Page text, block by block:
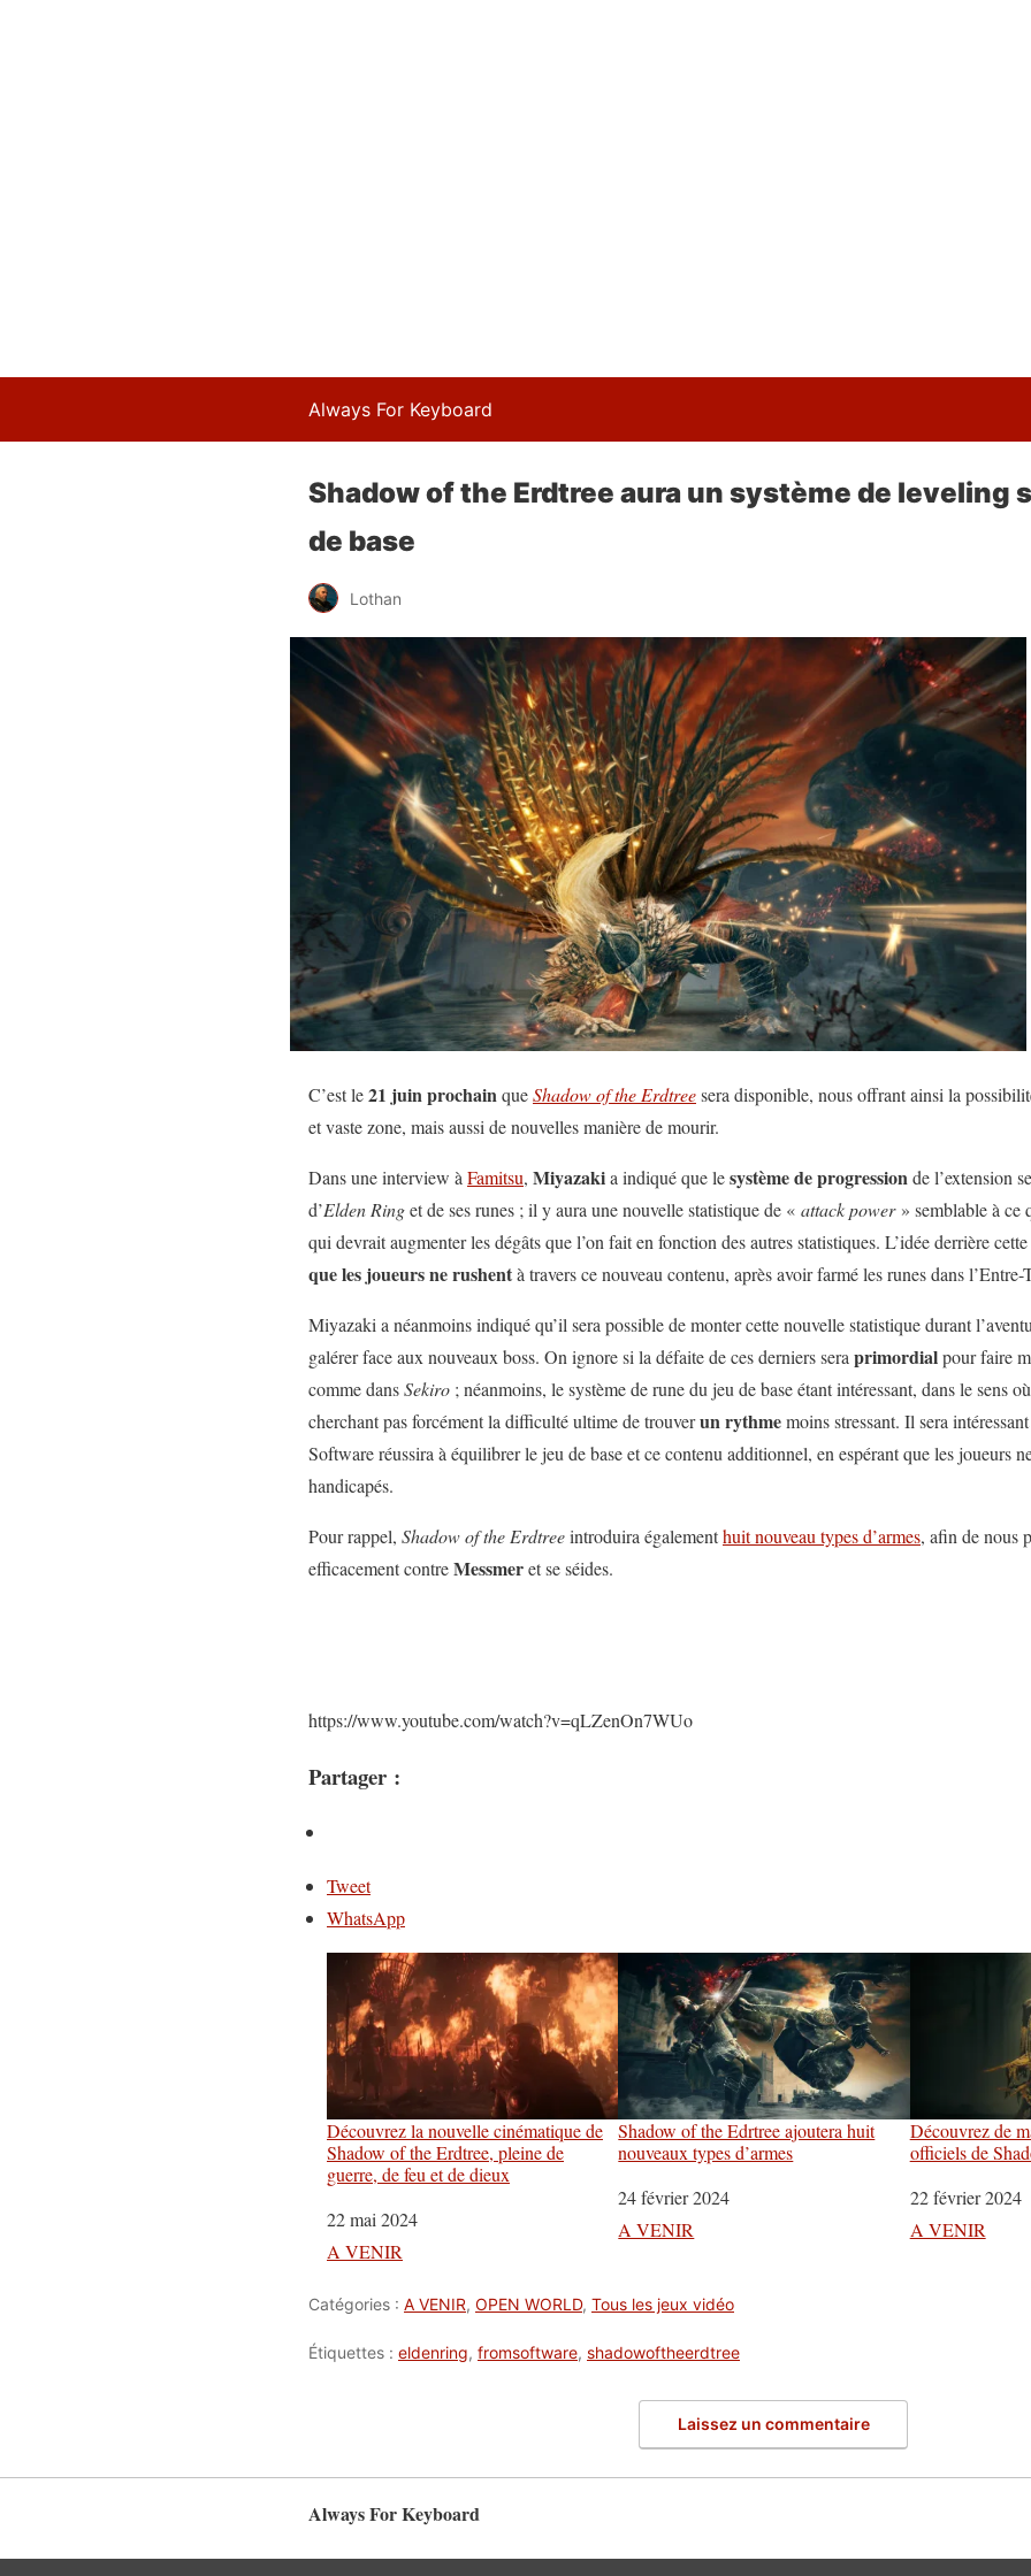
Always For Keyboard
Shadow of the Erdtree aura un système de leveling
de base
Lothan
C’est le21 juin prochainqueShadow of the Erdtreesera disponible, nous offrant ainsi la
et vaste zone, mais aussi de nouvelles manière de mourir.
Dans une interview à Famitsu, Miyazakia indiqué que lesystème de progressionde l’extension
d’Elden Ringet de ses runes ; il y aura une nouvelle statistique de « attack power» semblable à ce
qui devrait augmenter les dégâts que l’on fait en fonction des autres statistiques. L’idée derrière
que les joueurs ne rushentà travers ce nouveau contenu, après avoir farmé les runes dans l’Entre-
Miyazaki a néanmoins indiqué qu’il sera possible de monter cette nouvelle statistique durant
galérer face aux nouveaux boss. On ignore si la défaite de ces derniers sera primordialpour faire
comme dansSekiro ; néanmoins, le système de rune du jeu de base étant intéressant, dans le sens
cherchant pas forcément la difficulté ultime de trouverun rythmemoins stressant. Il sera
Software réussira à équilibrer le jeu de base et ce contenu additionnel, en espérant que les joueurs
handicapés.
Pour rappel, Shadow of the Erdtreeintroduira égalementhuit nouveau types d’armes, afin de nous
efficacement contreMessmeret se séides.
https://www.youtube.com/watch?v=qLZenOn7WUo
Partager :
Tweet
WhatsApp
Découvrez la nouvelle cinématique de
Shadow of the Erdtree, pleine de
guerre, de feu et de dieux
Date
22 mai 2024
Par rapport à
A VENIR
Shadow of the Edrtree ajoutera huit
nouveaux types d’armes
Date
24 février 2024
Par rapport à
A VENIR
Découvrez de
officiels de
Date
22 février 2024
Par rapport à
A VENIR
Catégories : A VENIR, OPEN WORLD, Tous les jeux vidéo
Étiquettes : eldenring, fromsoftware, shadowoftheerdtree
Laissez un commentaire
Always For Keyboard